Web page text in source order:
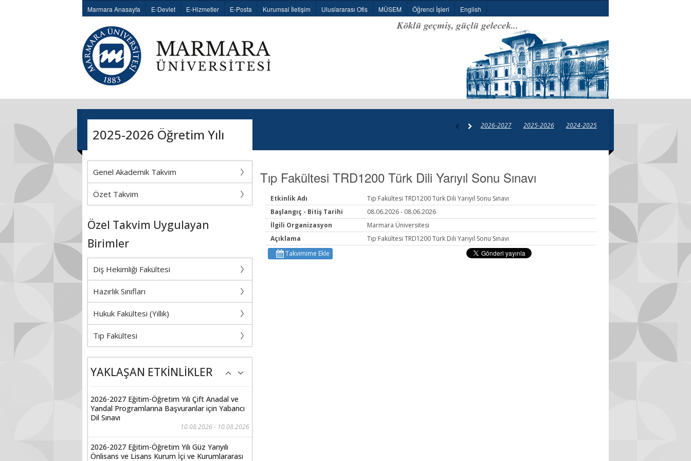
Marmara Anasayfa E-Devlet E-Hizmetler E-Posta Kurumsal İletişim Uluslararası Ofis MÜSEM Öğrenci İşleri English
2025-2026 Öğretim Yılı
2026-2027 2025-2026 2024-2025
Tıp Fakültesi TRD1200 Türk Dili Yarıyıl Sonu Sınavı
Etkinlik Adı
Tıp Fakültesi TRD1200 Türk Dili Yarıyıl Sonu Sınavı
Başlangıç - Bitiş Tarihi
08.06.2026 - 08.06.2026
İlgili Organizasyon
Marmara Üniversitesi
Açıklama
Tıp Fakültesi TRD1200 Türk Dili Yarıyıl Sonu Sınavı
Takvimime Ekle
Genel Akademik Takvim
Özet Takvim
Özel Takvim Uygulayan
Birimler
Diş Hekimliği Fakültesi
Hazırlık Sınıfları
Hukuk Fakültesi (Yıllık)
Tıp Fakültesi
YAKLAŞAN ETKİNLİKLER
2026-2027 Eğitim-Öğretim Yılı Çift Anadal ve
Yandal Programlarına Başvuranlar için Yabancı
Dil Sınavı
10.08.2026 - 10.08.2026
2026-2027 Eğitim-Öğretim Yılı Güz Yarıyılı
Önlisans ve Lisans Kurum İçi ve Kurumlararası